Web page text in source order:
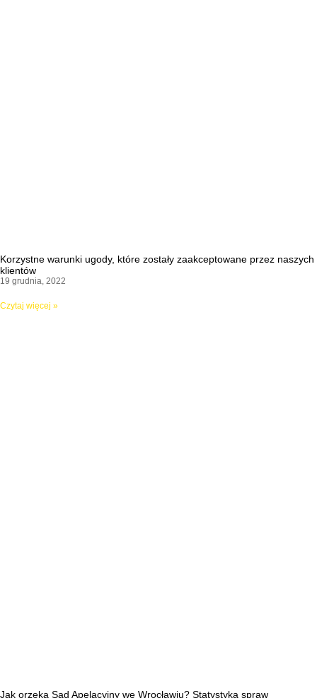
Korzystne warunki ugody, które zostały zaakceptowane przez naszych
klientów
19 grudnia, 2022
Czytaj więcej »
Jak orzeka Sąd Apelacyjny we Wrocławiu? Statystyka spraw